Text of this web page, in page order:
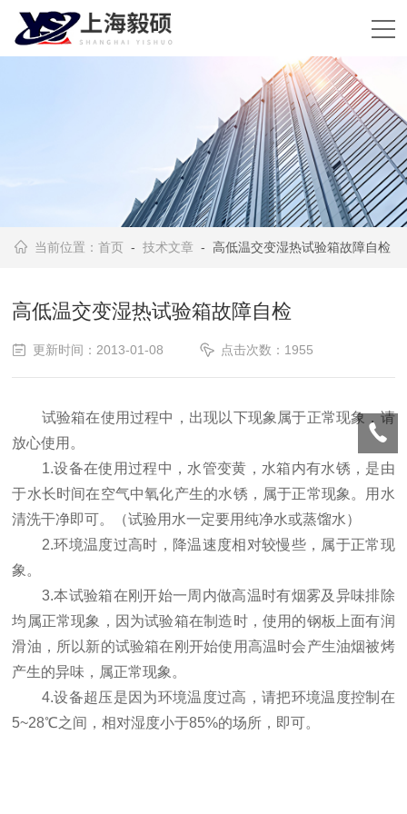
当前位置：首页 -技术文章 - 高低温交变湿热试验箱故障自检
高低温交变湿热试验箱故障自检
更新时间：2013-01-08 点击次数：1955
试验箱在使用过程中，出现以下现象属于正常现象，请
放心使用。
1.设备在使用过程中，水管变黄，水箱内有水锈，是由
于水长时间在空气中氧化产生的水锈，属于正常现象。用水
清洗干净即可。（试验用水一定要用纯净水或蒸馏水）
2.环境温度过高时，降温速度相对较慢些，属于正常现
象。
3.本试验箱在刚开始一周内做高温时有烟雾及异味排除
均属正常现象，因为试验箱在制造时，使用的钢板上面有润
滑油，所以新的试验箱在刚开始使用高温时会产生油烟被烤
产生的异味，属正常现象。
4.设备超压是因为环境温度过高，请把环境温度控制在
5~28℃之间，相对湿度小于85%的场所，即可。